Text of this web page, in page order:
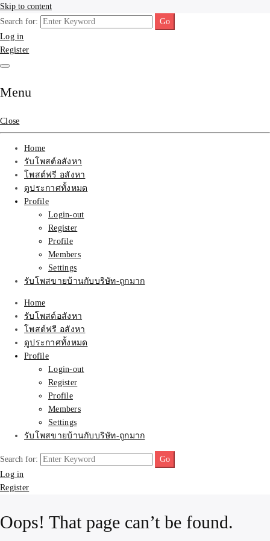
Skip to content
รับจ้างโพสขายบ้าน ที่ดิน
ติดAI SEO กับบริษัทใหญ่
รับจ้างทำโฆษณา สินค้า
บ้านที่ดิน ราคา ถูกและดี
ที่สุด บริการ โปรโมท
โฆษณารับโพสอสังหา ทีม
งาน บริํษัทใหญ่ เว็บขาย
บ้าน คุณภาพอันดับ1
SEOขายบ้าน
รับจ้างโพสขายบ้าน ที่ดิน ไม่มีค่านายหน้า กับบริษัท SEO-AI เน้นติดหน้า
แรก บริการโพสต์ โปรโมท รับจ้างทำโฆษณา ราคาถูก เว็บขายบ้าน รับโพ
สอสังหา ติดหน้าแรกกูเกิ้ล ทีมงาน บริํษัทใหญ่ รับประกันผลงาน ที่เดียวใน
เมืองไทย ช่วยคุณขายบ้าน อสังหา สินค้าได้จริงๆ ราคาถูกและดี มีอยู่จริง
Search for:
Log in
Register
Menu
Close
Home
รับโพสต์อสังหา
โพสต์ฟรี อสังหา
ดูประกาศทั้งหมด
Profile
Login-out
Register
Profile
Members
Settings
รับโพสขายบ้านกับบริษัท-ถูกมาก
Home
รับโพสต์อสังหา
โพสต์ฟรี อสังหา
ดูประกาศทั้งหมด
Profile
Login-out
Register
Profile
Members
Settings
รับโพสขายบ้านกับบริษัท-ถูกมาก
Search for:
Log in
Register
Oops! That page can’t be found.